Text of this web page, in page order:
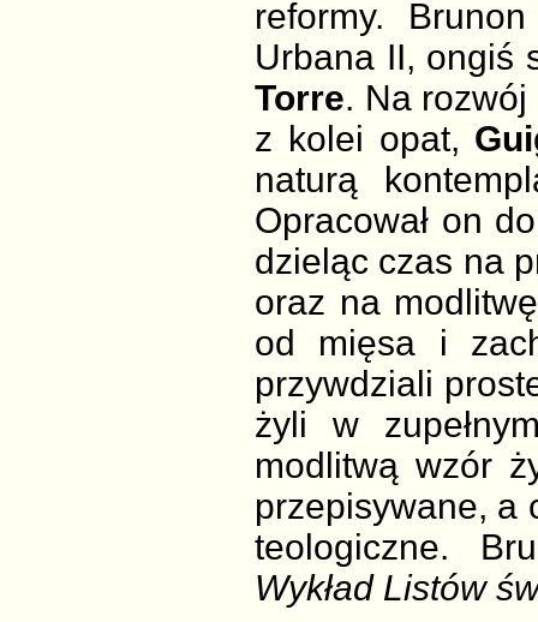
reformy.
Urbana II, ongiś
Torre. Na rozwój
z kolei opat,
naturą
Opracował on
dzieląc czas na
oraz na
od mięsa i
przywdziali
żyli w
modlitwą wzór
przepisywane, a
teologiczne.
Wykład Listów